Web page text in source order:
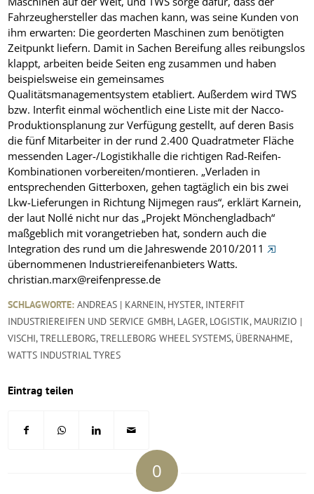
Fahrzeughersteller das machen kann, was seine Kunden von
ihm erwarten: Die georderten Maschinen zum benötigten
Zeitpunkt liefern. Damit in Sachen Bereifung alles reibungslos
klappt, arbeiten beide Seiten eng zusammen und haben
beispielsweise ein gemeinsames
Qualitätsmanagementsystem etabliert. Außerdem wird TWS
bzw. Interfit einmal wöchentlich eine Liste mit der Nacco-
Produktionsplanung zur Verfügung gestellt, auf deren Basis
die fünf Mitarbeiter in der rund 2.400 Quadratmeter Fläche
messenden Lager-/Logistikhalle die richtigen Rad-Reifen-
Kombinationen vorbereiten/montieren. „Verladen in
entsprechenden Gitterboxen, gehen tagtäglich ein bis zwei
Lkw-Lieferungen in Richtung Nijmegen raus“, erklärt Karnein,
der laut Nollé nicht nur das „Projekt Mönchengladbach“
maßgeblich mit vorangetrieben hat, sondern auch die
Integration des rund um die Jahreswende 2010/2011
übernommenen Industriereifenanbieters Watts.
christian.marx@reifenpresse.de
SCHLAGWORTE: ANDREAS | KARNEIN, HYSTER, INTERFIT
INDUSTRIEREIFEN UND SERVICE GMBH, LAGER, LOGISTIK, MAURIZIO |
VISCHI,TRELLEBORG,TRELLEBORG WHEEL SYSTEMS, ÜBERNAHME,
WATTS INDUSTRIAL TYRES
Eintrag teilen
0